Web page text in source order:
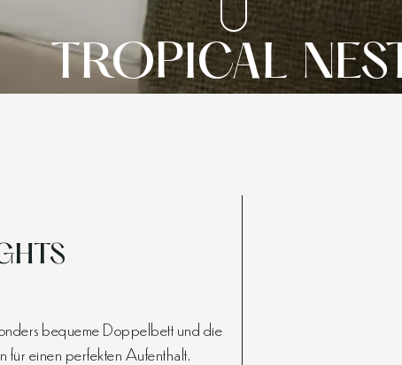
TROPICAL
bequeme Doppelbett und die
für einen perfekten Aufenthalt.